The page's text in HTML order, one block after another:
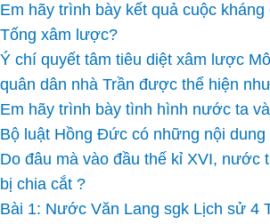
Em hãy trình bày kết quả cuộc kháng
Tống xâm lược?
Ý chí quyết tâm tiêu diệt xâm lược
quân dân nhà Trần được thể hiện
Em hãy trình bày tình hình nước ta
Bộ luật Hồng Đức có những nội
Do đâu mà vào đầu thế kỉ XVI, nước
bị chia cắt ?
Bài 1: Nước Văn Lang sgk Lịch sử 4